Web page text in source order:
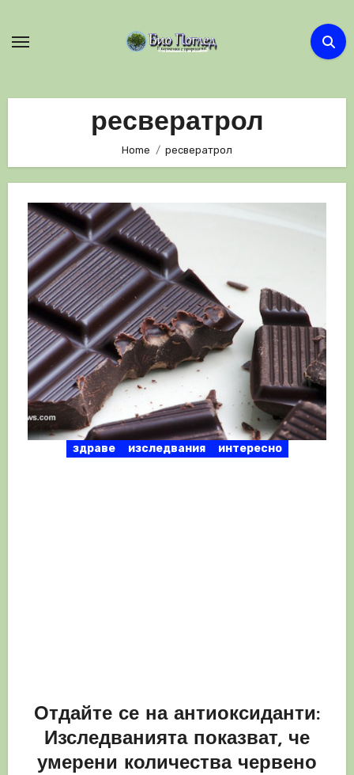
ресвератрол
Home ресвератрол
здраве изследвания интересно
Отдайте се на антиоксиданти:
Изследванията показват, че
умерени количества червено